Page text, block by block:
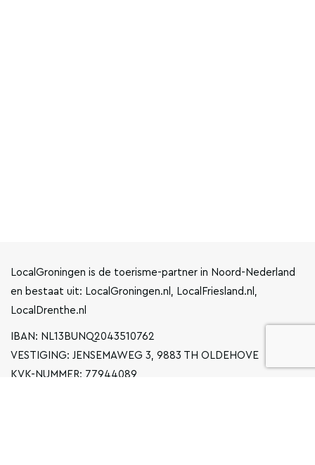
LocalGroningen is de toerisme-partner in Noord-Nederland
en bestaat uit: LocalGroningen.nl, LocalFriesland.nl,
LocalDrenthe.nl
IBAN: NL13BUNQ2043510762
VESTIGING: JENSEMAWEG 3, 9883 TH OLDEHOVE
KVK-NUMMER: 77944089